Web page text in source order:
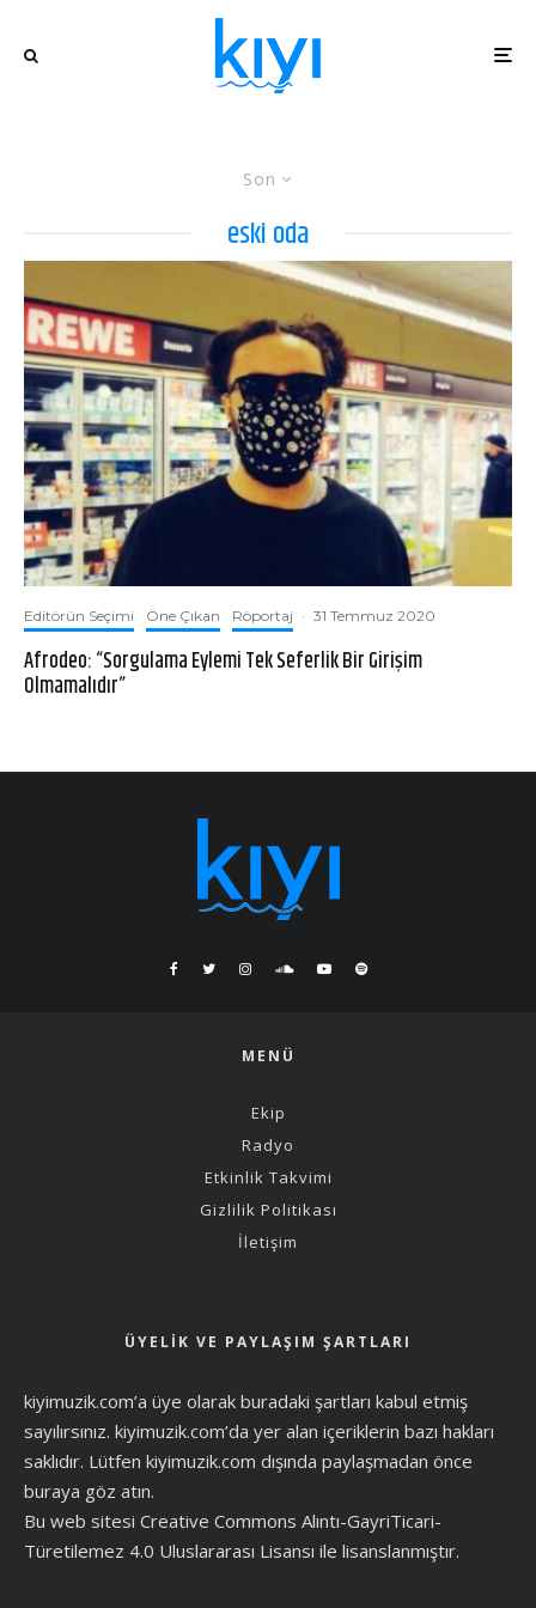
Son
eski oda
Editörün Seçimi Öne Çıkan Röportaj · 31 Temmuz 2020
Afrodeo: “Sorgulama Eylemi Tek Seferlik Bir Girişim
Olmamalıdır”
MENÜ
Ekip
Radyo
Etkinlik Takvimi
Gizlilik Politikası
İletişim
ÜYELIK VE PAYLAŞIM ŞARTLARI
kiyimuzik.com’a üye olarak buradaki şartları kabul etmiş
sayılırsınız. kiyimuzik.com’da yer alan içeriklerin bazı hakları
saklıdır. Lütfen kiyimuzik.com dışında paylaşmadan önce
buraya göz atın.
Bu web sitesi Creative Commons Alıntı-GayriTicari-
Türetilemez 4.0 Uluslararası Lisansı ile lisanslanmıştır.